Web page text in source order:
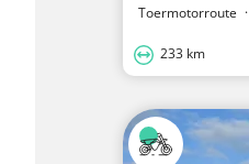
Toermotorroute ·
233 km